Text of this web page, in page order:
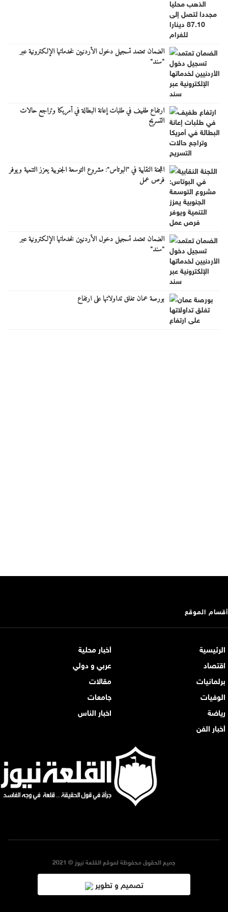
الضمان تعتمد تسجيل دخول الأردنيين لخدماتها الإلكترونية عبر
"سند"
ارتفاع طفيف في طلبات إعانة البطالة في أمريكا وتراجع حالات
التسريح
اللجنة النقابية في "البوتاس": مشروع التوسعة الجنوبية يعزز التنمية ويوفر
فرص عمل
الضمان تعتمد تسجيل دخول الأردنيين لخدماتها الإلكترونية عبر
"سند"
بورصة عمان تغلق تداولاتها على ارتفاع
أقسام الموقع
الرئيسية
أخبار محلية
اقتصاد
عربي و دولي
برلمانيات
مقالات
الوفيات
جامعات
رياضة
اخبار الناس
أخبار الفن
جميع الحقوق محفوظة لموقع القلعة نيوز © 2021
تصميم و تطوير